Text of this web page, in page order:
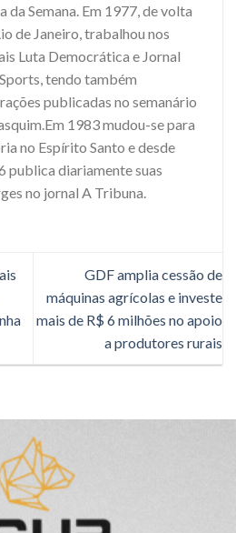
da Semana. Em 1977, de volta
de Janeiro, trabalhou nos
Luta Democrática e Jornal
tendo também
publicadas no semanário
1983 mudou-se para
no Espírito Santo e desde
publica diariamente suas
no jornal A Tribuna.
GDF amplia cessão de
máquinas agrícolas e investe
mais de R$ 6 milhões no apoio
a produtores rurais